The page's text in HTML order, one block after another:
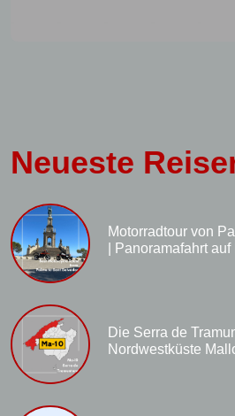
Neueste
Motorradtour von
| Panoramafahrt
Die Serra de
Nordwestküste